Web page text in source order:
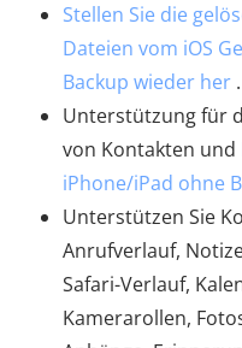
Stellen Sie die
Dateien vom iOS
Backup wieder her .
Unterstützung für
von Kontakten und
iPhone/iPad ohne
Unterstützen Sie
Anrufverlauf,
Safari-Verlauf,
Kamerarollen,